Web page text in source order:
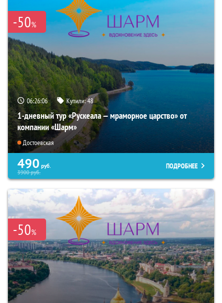
-50%
06:26:05 Купили:48
1-дневный тур «Рускеала — мраморное царство» от
компании «Шарм»
Достоевская
490 руб.
3900руб.
ПОДРОБНЕЕ
-50%